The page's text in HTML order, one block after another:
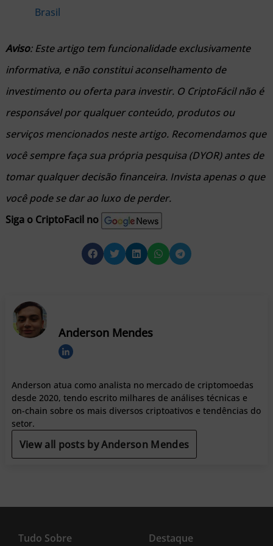
Brasil
Aviso: Este artigo tem funcionalidade exclusivamente
informativa, e não constitui aconselhamento de
investimento ou oferta para investir. O CriptoFácil não é
responsável por qualquer conteúdo, produtos ou
serviços mencionados neste artigo. Recomendamos que
você sempre faça sua própria pesquisa (DYOR) antes de
tomar qualquer decisão financeira. Invista apenas o que
você pode se dar ao luxo de perder.
Siga o CriptoFacil no
Anderson Mendes
Anderson atua como analista no mercado de criptomoedas
desde 2020, tendo escrito milhares de análises técnicas e
on-chain sobre os mais diversos criptoativos e tendências do
setor.
View all posts by Anderson Mendes
Tudo Sobre Destaque